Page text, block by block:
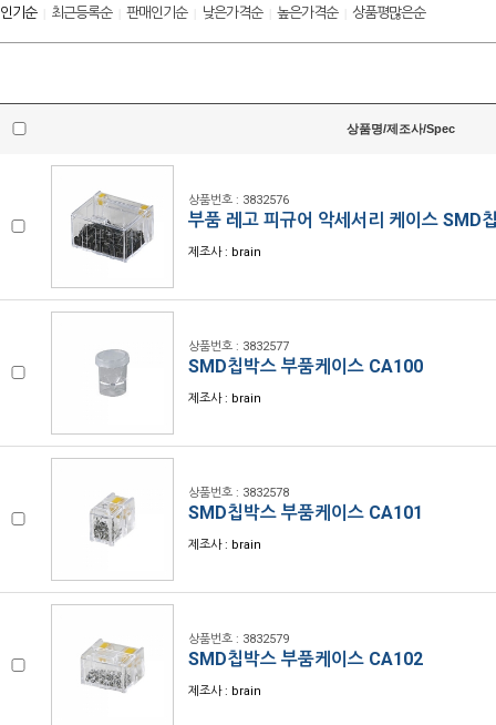
인기순| 최근등록순| 판매인기순| 낮은가격순| 높은가격순| 상품평많은순
상품명/제조사/Spec
상품번호 : 3832576
부품 레고 피규어 악세서리 케이스 SMD
제조사 : brain
상품번호 : 3832577
SMD칩박스 부품케이스 CA100
제조사 : brain
상품번호 : 3832578
SMD칩박스 부품케이스 CA101
제조사 : brain
상품번호 : 3832579
SMD칩박스 부품케이스 CA102
제조사 : brain